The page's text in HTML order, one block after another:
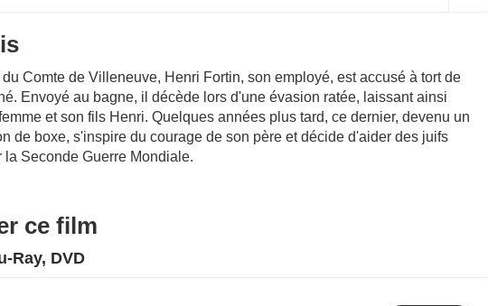
Comte de Villeneuve, Henri Fortin, son employé, est accusé à tort de
Envoyé au bagne, il décède lors d'une évasion ratée, laissant ainsi
et son fils Henri. Quelques années plus tard, ce dernier, devenu un
de boxe, s'inspire du courage de son père et décide d'aider des juifs
la Seconde Guerre Mondiale.
ce film
Ray, DVD